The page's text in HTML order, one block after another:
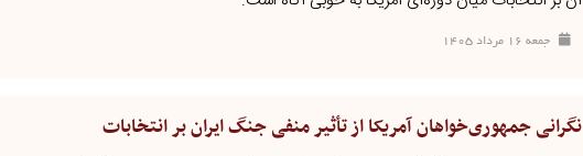
جمعه ۱۶ مرداد ۱۴۰۵
نگرانی جمهوری‌خواهان آمریکا از تأثیر منفی جنگ ایران بر انتخابات